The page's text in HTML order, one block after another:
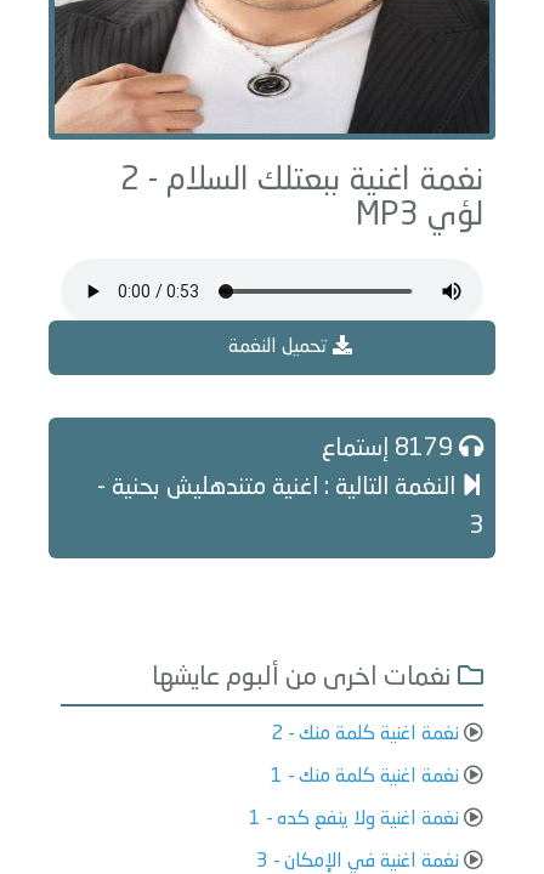
نغمة اغنية ببعتلك السلام - 2
لؤي MP3
تحميل النغمة
النغمة التالية : اغنية متندهليش بحنية -
3
نغمات اخرى من ألبوم عايشها
نغمة اغنية كلمة منك - 2
نغمة اغنية كلمة منك - 1
نغمة اغنية ولا ينفع كده - 1
نغمة اغنية في الإمكان - 3